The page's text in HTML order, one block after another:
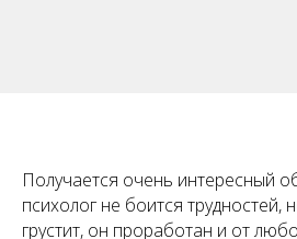
Получается очень интересный
психолог не боится трудностей,
грустит, он проработан и от